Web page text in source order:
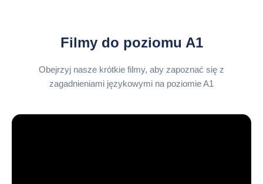
Filmy do poziomu A1
Obejrzyj nasze krótkie filmy, aby zapoznać się z
zagadnieniami językowymi na poziomie A1